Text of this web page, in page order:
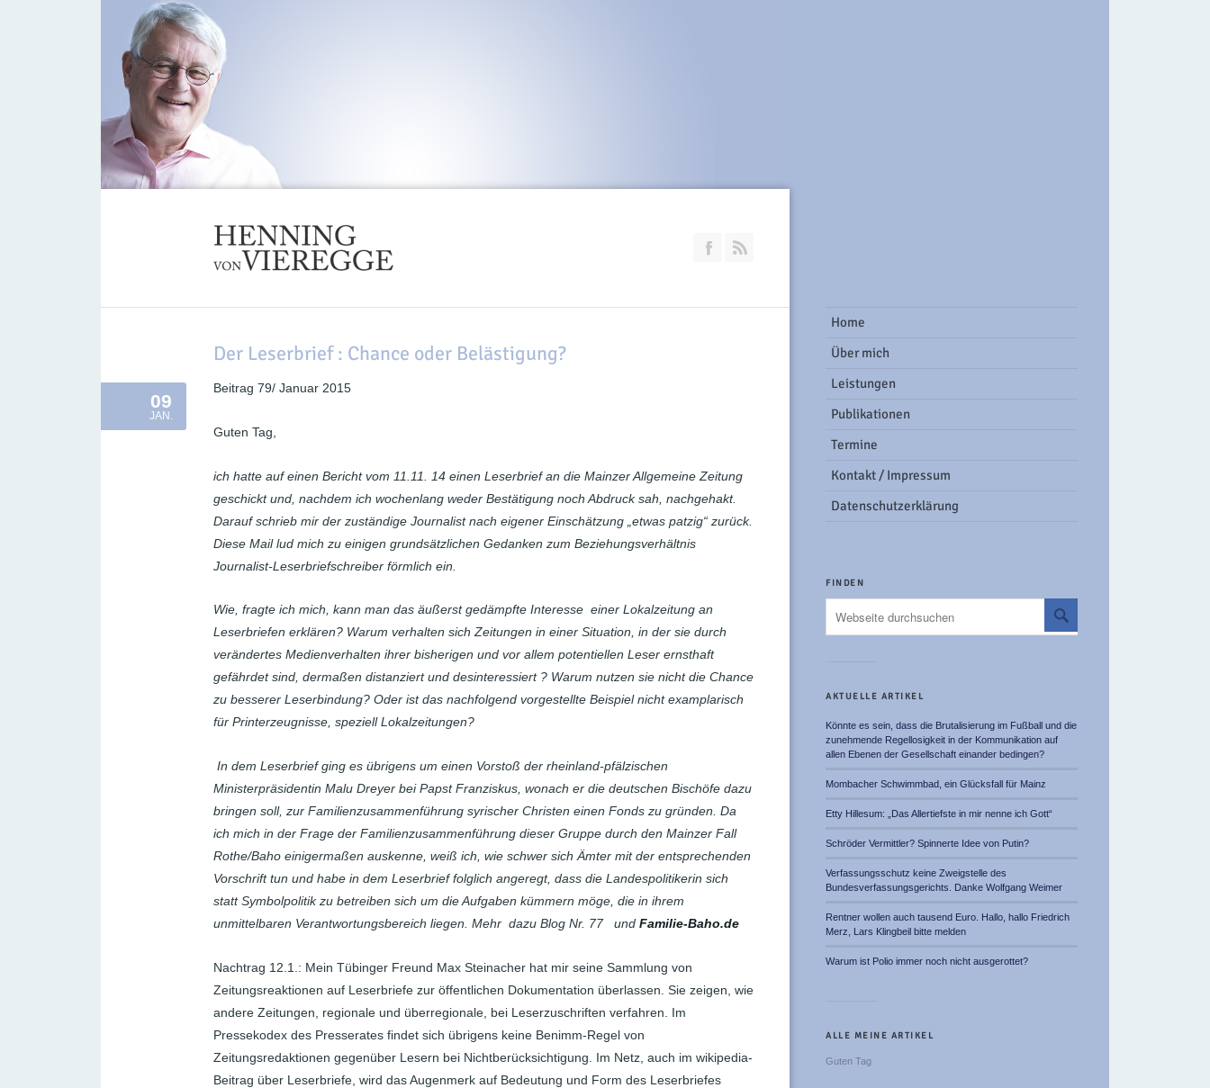
Join our Facebook Group
Der Leserbrief : Chance oder Belästigung?
09
JAN.
Beitrag 79/ Januar 2015
Guten Tag,
ich hatte auf einen Bericht vom 11.11. 14 einen Leserbrief an die Mainzer Allgemeine Zeitung
geschickt und, nachdem ich wochenlang weder Bestätigung noch Abdruck sah, nachgehakt.
Darauf schrieb mir der zuständige Journalist nach eigener Einschätzung „etwas patzig“ zurück.
Diese Mail lud mich zu einigen grundsätzlichen Gedanken zum Beziehungsverhältnis
Journalist-Leserbriefschreiber förmlich ein.
Wie, fragte ich mich, kann man das äußerst gedämpfte Interesse einer Lokalzeitung an
Leserbriefen erklären? Warum verhalten sich Zeitungen in einer Situation, in der sie durch
verändertes Medienverhalten ihrer bisherigen und vor allem potentiellen Leser ernsthaft
gefährdet sind, dermaßen distanziert und desinteressiert ? Warum nutzen sie nicht die Chance
zu besserer Leserbindung? Oder ist das nachfolgend vorgestellte Beispiel nicht examplarisch
für Printerzeugnisse, speziell Lokalzeitungen?
In dem Leserbrief ging es übrigens um einen Vorstoß der rheinland-pfälzischen
Ministerpräsidentin Malu Dreyer bei Papst Franziskus, wonach er die deutschen Bischöfe dazu
bringen soll, zur Familienzusammenführung syrischer Christen einen Fonds zu gründen. Da
ich mich in der Frage der Familienzusammenführung dieser Gruppe durch den Mainzer Fall
Rothe/Baho einigermaßen auskenne, weiß ich, wie schwer sich Ämter mit der entsprechenden
Vorschrift tun und habe in dem Leserbrief folglich angeregt, dass die Landespolitikerin sich
statt Symbolpolitik zu betreiben sich um die Aufgaben kümmern möge, die in ihrem
unmittelbaren Verantwortungsbereich liegen. Mehr dazu Blog Nr. 77 und Familie-Baho.de
Nachtrag 12.1.: Mein Tübinger Freund Max Steinacher hat mir seine Sammlung von
Zeitungsreaktionen auf Leserbriefe zur öffentlichen Dokumentation überlassen. Sie zeigen, wie
andere Zeitungen, regionale und überregionale, bei Leserzuschriften verfahren. Im
Pressekodex des Presserates findet sich übrigens keine Benimm-Regel von
Zeitungsredaktionen gegenüber Lesern bei Nichtberücksichtigung. Im Netz, auch im wikipedia-
Beitrag über Leserbriefe, wird das Augenmerk auf Bedeutung und Form des Leserbriefes
Home
Über mich
Leistungen
Publikationen
Termine
Kontakt / Impressum
Datenschutzerklärung
FINDEN
AKTUELLE ARTIKEL
Könnte es sein, dass die Brutalisierung im Fußball und die
zunehmende Regellosigkeit in der Kommunikation auf
allen Ebenen der Gesellschaft einander bedingen?
Mombacher Schwimmbad, ein Glücksfall für Mainz
Etty Hillesum: „Das Allertiefste in mir nenne ich Gott“
Schröder Vermittler? Spinnerte Idee von Putin?
Verfassungsschutz keine Zweigstelle des
Bundesverfassungsgerichts. Danke Wolfgang Weimer
Rentner wollen auch tausend Euro. Hallo, hallo Friedrich
Merz, Lars Klingbeil bitte melden
Warum ist Polio immer noch nicht ausgerottet?
ALLE MEINE ARTIKEL
Guten Tag